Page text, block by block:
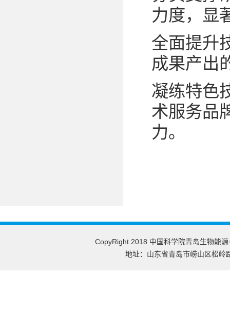
力度，显
全面提升
成果产出
凝练特色
术服务品
力。
CopyRight 2018 中国科学院青岛生物能
地址：山东省青岛市崂山区松